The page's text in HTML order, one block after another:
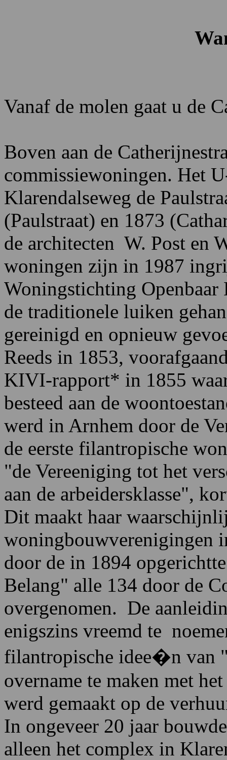
Vanaf de molen gaat u de
Boven aan de
commissiewoningen. Het
Klarendalseweg de
(Paulstraat) en 1873
de architecten W. Post en
woningen zijn in 1987
Woningstichting
de traditionele luiken
gereinigd en opnieuw
Reeds in 1853,
KIVI-rapport* in 1855
besteed aan de
werd in Arnhem door de
de eerste filantropische
"de Vereeniging tot het
aan de arbeidersklasse",
Dit maakt haar
woningbouwverenigingen
door de in 1894
Belang" alle 134 door de
overgenomen. De
enigszins vreemd te
filantropische idee�n van
overname te maken met
werd gemaakt op de
In ongeveer 20 jaar
alleen het complex in